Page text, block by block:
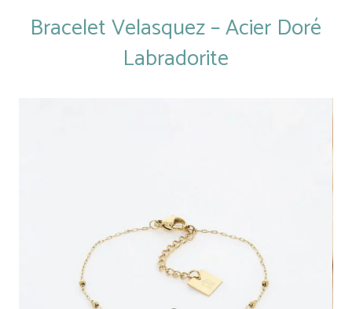
Bracelet Velasquez – Acier Doré
Labradorite